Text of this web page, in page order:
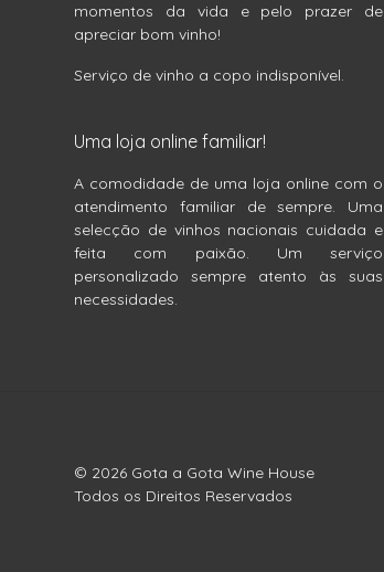
momentos da vida e pelo prazer de
apreciar bom vinho!
Serviço de vinho a copo indisponível.
Uma loja online familiar!
A comodidade de uma loja online com o
atendimento familiar de sempre. Uma
selecção de vinhos nacionais cuidada e
feita com paixão. Um serviço
personalizado sempre atento às suas
necessidades.
© 2026 Gota a Gota Wine House
Todos os Direitos Reservados